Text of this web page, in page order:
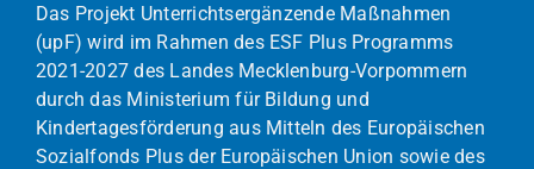
Das Projekt Unterrichtsergänzende Maßnahmen
(upF) wird im Rahmen des ESF Plus Programms
2021-2027 des Landes Mecklenburg-Vorpommern
durch das Ministerium für Bildung und
Kindertagesförderung aus Mitteln des Europäischen
Sozialfonds Plus der Europäischen Union sowie des